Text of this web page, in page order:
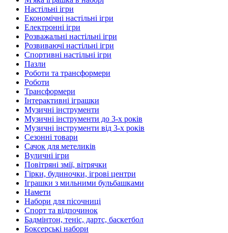
Настільні ігри
Економічні настільні ігри
Електронні ігри
Розважальні настільні ігри
Розвиваючі настільні ігри
Спортивні настільні ігри
Пазли
Роботи та трансформери
Роботи
Трансформери
Інтерактивні іграшки
Музичні інструменти
Музичні інструменти до 3-х років
Музичні інструменти від 3-х років
Сезонні товари
Сачок для метеликів
Вуличні ігри
Повітряні змії, вітрячки
Гірки, будиночки, ігрові центри
Іграшки з мильними бульбашками
Намети
Набори для пісочниці
Спорт та відпочинок
Бадмінтон, теніс, дартс, баскетбол
Боксерські набори